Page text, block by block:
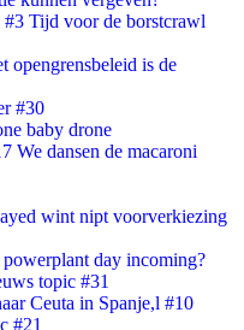
#3 Tijd voor de borstcrawl
opengrensbeleid is de
#30
baby drone
We dansen de macaroni
wint nipt voorverkiezing
day incoming?
topic #31
Ceuta in Spanje,l #10
#21